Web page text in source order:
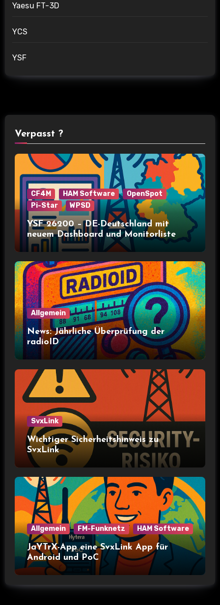
Yaesu FT-3D
YCS
YSF
Verpasst ?
CF4M HAM Software
OpenSpot
Pi-Star
WPSD
YSF 26200 – DE-Deutschland mit
neuem Dashboard und Monitorliste
Allgemein
News: Jährliche Überprüfung der
radioID
SvxLink
Wichtiger Sicherheitshinweis zu
SvxLink
Allgemein FM-Funknetz HAM Software
JaYTrX-App eine SvxLink App für
Android und PoC